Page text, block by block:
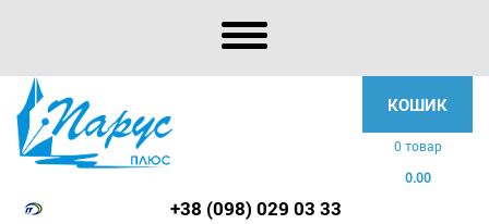
КОШИК
0 товар
0.00
+38 (098) 029 03 33